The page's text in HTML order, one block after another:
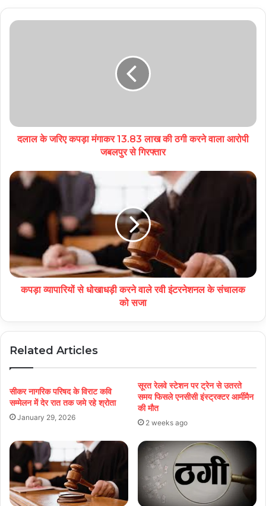
दलाल के जरिए कपड़ा मंगाकर 13.83 लाख की ठगी करने वाला आरोपी
जबलपुर से गिरफ्तार
कपड़ा व्यापारियों से धोखाधड़ी करने वाले रवी इंटरनेशनल के संचालक
को सजा
Related Articles
सीकर नागरिक परिषद के विराट कवि
सम्मेलन में देर रात तक जमे रहे श्रोता
January 29, 2026
सूरत रेलवे स्टेशन पर ट्रेन से उतरते
समय फिसले एनसीसी इंस्ट्रक्टर आर्मीमैन
की मौत
2 weeks ago